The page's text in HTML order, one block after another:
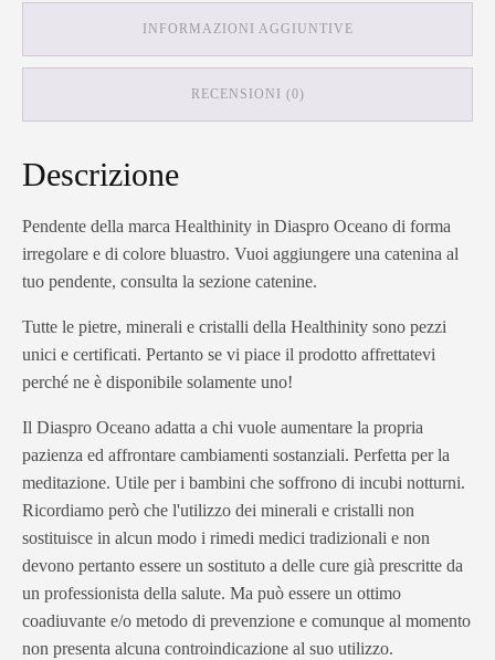
INFORMAZIONI AGGIUNTIVE
RECENSIONI (0)
Descrizione
Pendente della marca Healthinity in Diaspro Oceano di forma
irregolare e di colore bluastro. Vuoi aggiungere una catenina al
tuo pendente, consulta la sezione catenine.
Tutte le pietre, minerali e cristalli della Healthinity sono pezzi
unici e certificati. Pertanto se vi piace il prodotto affrettatevi
perché ne è disponibile solamente uno!
Il Diaspro Oceano adatta a chi vuole aumentare la propria
pazienza ed affrontare cambiamenti sostanziali. Perfetta per la
meditazione. Utile per i bambini che soffrono di incubi notturni.
Ricordiamo però che l'utilizzo dei minerali e cristalli non
sostituisce in alcun modo i rimedi medici tradizionali e non
devono pertanto essere un sostituto a delle cure già prescritte da
un professionista della salute. Ma può essere un ottimo
coadiuvante e/o metodo di prevenzione e comunque al momento
non presenta alcuna controindicazione al suo utilizzo.